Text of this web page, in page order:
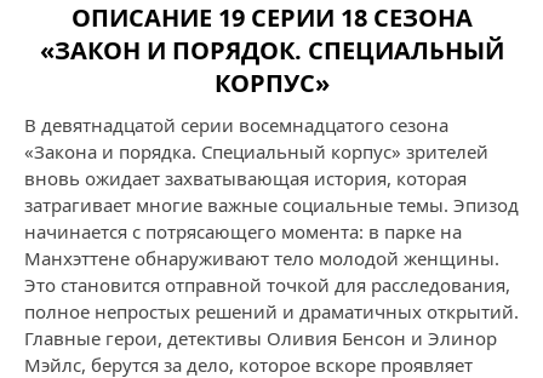
ОПИСАНИЕ 19 СЕРИИ 18 СЕЗОНА
«ЗАКОН И ПОРЯДОК. СПЕЦИАЛЬНЫЙ
КОРПУС»
В девятнадцатой серии восемнадцатого сезона
«Закона и порядка. Специальный корпус» зрителей
вновь ожидает захватывающая история, которая
затрагивает многие важные социальные темы. Эпизод
начинается с потрясающего момента: в парке на
Манхэттене обнаруживают тело молодой женщины.
Это становится отправной точкой для расследования,
полное непростых решений и драматичных открытий.
Главные герои, детективы Оливия Бенсон и Элинор
Мэйлс, берутся за дело, которое вскоре проявляет